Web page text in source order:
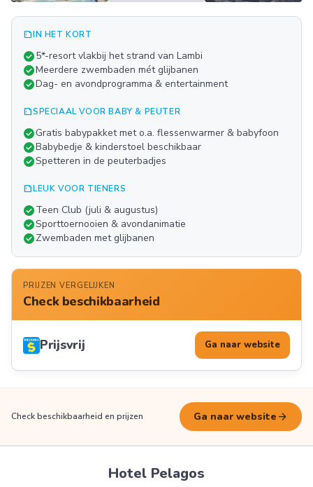
summarizeIN HET KORT
check_circle5*-resort vlakbij het strand van Lambi
check_circleMeerdere zwembaden mét glijbanen
check_circleDag- en avondprogramma & entertainment
summarizeSPECIAAL VOOR BABY & PEUTER
check_circleGratis babypakket met o.a. flessenwarmer & babyfoon
check_circleBabybedje & kinderstoel beschikbaar
check_circleSpetteren in de peuterbadjes
summarizeLEUK VOOR TIENERS
check_circleTeen Club (juli & augustus)
check_circleSporttoernooien & avondanimatie
check_circleZwembaden met glijbanen
PRIJZEN VERGELIJKEN
Check beschikbaarheid
Prijsvrij Ga naar website
Check beschikbaarheid en prijzen Ga naar website arrow_forward
Hotel Pelagos